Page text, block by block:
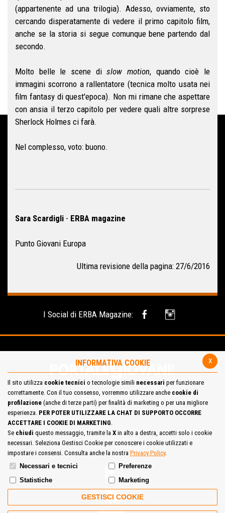
(appartenente ad una trilogia). Adesso, ovviamente, sto
cercando disperatamente di vedere il primo capitolo film,
anche se la storia si segue comunque bene partendo dal
secondo.
Molto belle le scene dislow motion, quando cioè le
immagini scorrono a rallentatore (tecnica molto usata nei
film fantasy di quest'epoca). Non mi rimane che aspettare
con ansia il terzo capitolo per vedere quali altre sorprese
Sherlock Holmes ci farà.
Nel complesso, voto: buono.
Sara Scardigli - ERBA magazine
Punto Giovani Europa
Ultima revisione della pagina: 27/6/2016
I Social di ERBA Magazine:
Mappa del Sito Privacy Policy Cookie Policy
Contatta la redazione
Cosa pensi del portale
x
INFORMATIVA COOKIE
Il sito utilizza cookie tecnici o tecnologie simili necessari per funzionare
correttamente. Con il tuo consenso, vorremmo utilizzare anche cookie di
profilazione (anche di terze parti) per finalità di marketing o per una migliore
esperienza. PER POTER UTILIZZARE LA CHAT DI SUPPORTO OCCORRE
ACCETTARE I COOKIE DI MARKETING.
Se chiudi questo messaggio, tramite la X in alto a destra, accetti solo i cookie
necessari. Seleziona Gestisci Cookie per conoscere i cookie utilizzati e
impostare i consensi. Consulta anche la nostra Privacy Policy.
Necessari e tecnici
Preferenze
Statistiche
Marketing
GESTISCI COOKIE